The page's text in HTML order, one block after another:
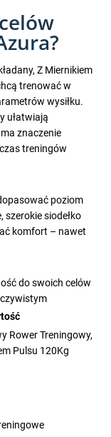
Z Miernikiem
trenować w
wysiłku.
ułatwiają
znaczenie
treningów
poziom
szerokie siodełko
komfort – nawet
do swoich celów
Rower Treningowy,
Pulsu 120Kg